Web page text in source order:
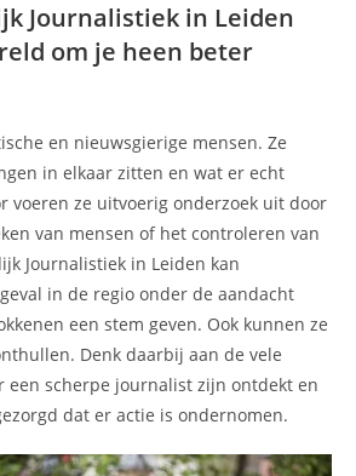
Journalistiek in Leiden
om je heen beter
en nieuwsgierige mensen. Ze
in elkaar zitten en wat er echt
voeren ze uitvoerig onderzoek uit door
van mensen of het controleren van
Journalistiek in Leiden kan
in de regio onder de aandacht
een stem geven. Ook kunnen ze
Denk daarbij aan de vele
een scherpe journalist zijn ontdekt en
dat er actie is ondernomen.